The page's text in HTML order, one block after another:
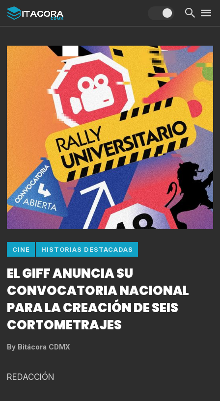
CINE HISTORIAS DESTACADAS
EL GIFF ANUNCIA SU
CONVOCATORIA NACIONAL
PARA LA CREACIÓN DE SEIS
CORTOMETRAJES
By Bitácora CDMX
REDACCIÓN